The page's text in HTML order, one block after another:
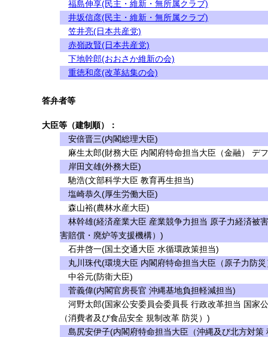
福島伸享(民主・維新・無所属クラブ)
井坂信彦(民主・維新・無所属クラブ)
笠井亮(日本共産党)
赤嶺政賢(日本共産党)
下地幹郎(おおさか維新の会)
重徳和彦(改革結集の会)
答弁者等
大臣等（建制順）：
安倍晋三(内閣総理大臣)
麻生太郎(財務大臣 内閣府特命担当大臣（金融） デ
岸田文雄(外務大臣)
馳浩(文部科学大臣 教育再生担当)
塩崎恭久(厚生労働大臣)
森山裕(農林水産大臣)
林幹雄(経済産業大臣 産業競争力担当 原子力経済被
害賠償・廃炉等支援機構）)
石井啓一(国土交通大臣 水循環政策担当)
丸川珠代(環境大臣 内閣府特命担当大臣（原子力防災
中谷元(防衛大臣)
菅義偉(内閣官房長官 沖縄基地負担軽減担当)
河野太郎(国家公安委員会委員長 行政改革担当 国家
（消費者及び食品安全 規制改革 防災）)
島尻安伊子(内閣府特命担当大臣（沖縄及び北方対策